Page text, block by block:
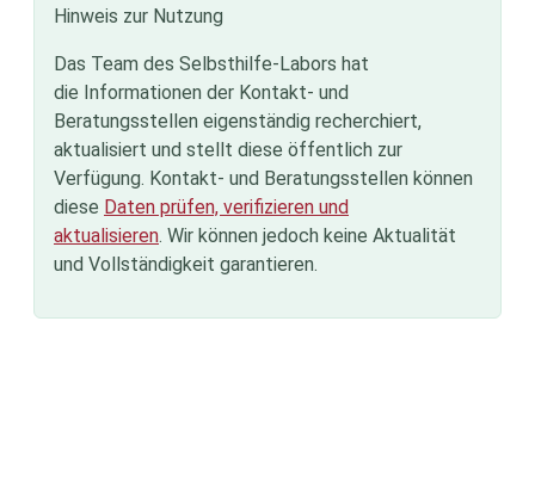
Hinweis zur Nutzung
Das Team des Selbsthilfe-Labors hat
die Informationen der Kontakt- und
Beratungsstellen eigenständig recherchiert,
aktualisiert und stellt diese öffentlich zur
Verfügung. Kontakt- und Beratungsstellen können
diese Daten prüfen, verifizieren und
aktualisieren. Wir können jedoch keine Aktualität
und Vollständigkeit garantieren.